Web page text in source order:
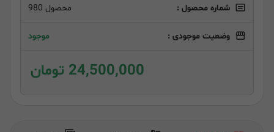
پشتیبانی از حالت‌های اتصال 2x2/1x2/2x1
شماره محصول : محصول 980
وضعیت موجودی : موجود
24,500,000 تومان